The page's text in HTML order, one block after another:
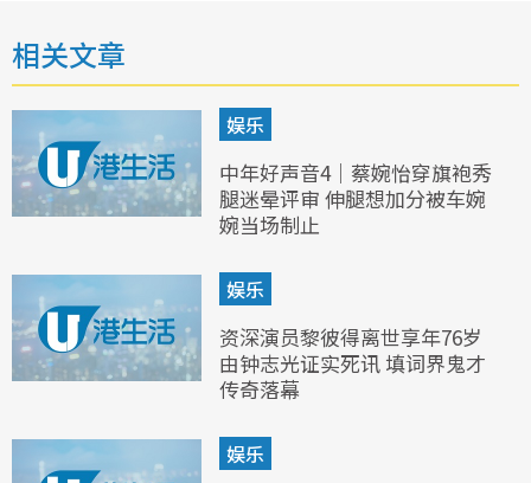
相关文章
娱乐
中年好声音4｜蔡婉怡穿旗袍秀
腿迷晕评审 伸腿想加分被车婉
婉当场制止
娱乐
资深演员黎彼得离世享年76岁
由钟志光证实死讯 填词界鬼才
传奇落幕
娱乐